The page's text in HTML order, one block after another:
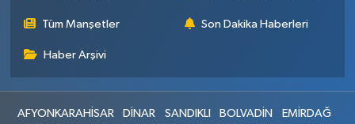
Tüm Manşetler Son Dakika Haberleri
Haber Arşivi
AFYONKARAHİSAR DİNAR SANDIKLI BOLVADİN
EMİRDAĞ